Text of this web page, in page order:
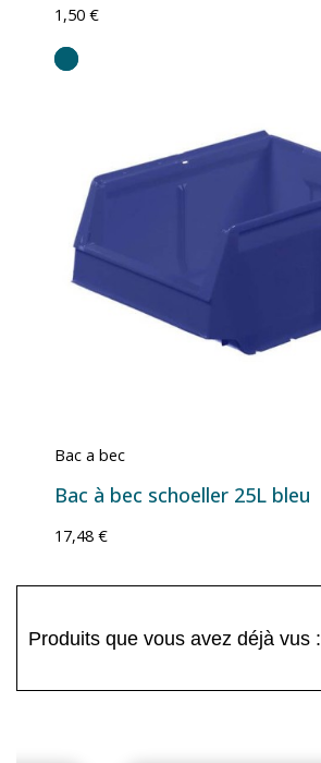
1,50 €
Bac a bec
Bac à bec schoeller 25L bleu
17,48 €
Produits que vous avez déjà vus :